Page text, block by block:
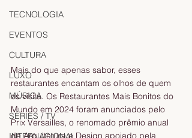
TECNOLOGIA
EVENTOS
CULTURA
LUXO
MÚSICA
SÉRIES / TV
Mais do que apenas sabor, esses
restaurantes encantam os olhos de quem
os visita. Os Restaurantes Mais Bonitos do
Mundo em 2024 foram anunciados pelo
Prix Versailles, o renomado prêmio anual